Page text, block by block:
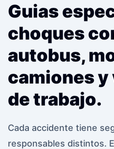
Guias
choques
autobus,
camiones
de trabajo.
Cada accidente tiene
responsables distintos.